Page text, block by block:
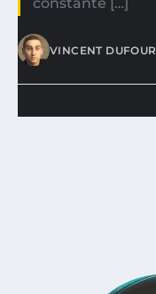
VINCENT DUFOUR